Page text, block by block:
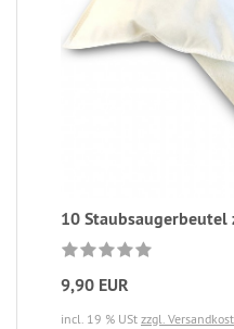
10 Staubsaugerbeutel
9,90 EUR
incl. 19 % USt zzgl.